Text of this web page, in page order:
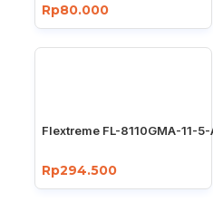
Rp80.000
Flextreme FL-8110GMA-11-
Rp294.500